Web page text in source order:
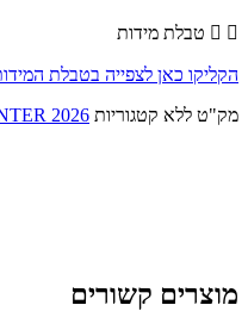
טבלת מידות
הקליקו כאן לצפייה בטבלת
מק"ט ללא קטגוריות 2026
מוצרים קשורים